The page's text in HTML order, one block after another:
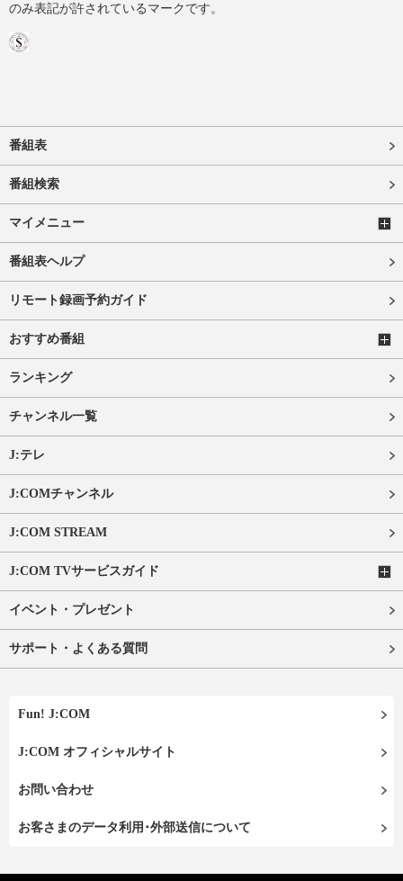
のみ表記が許されているマークです。
番組表
番組検索
マイメニュー
番組表ヘルプ
リモート録画予約ガイド
おすすめ番組
ランキング
チャンネル一覧
J:テレ
J:COMチャンネル
J:COM STREAM
J:COM TVサービスガイド
イベント・プレゼント
サポート・よくある質問
Fun! J:COM
J:COM オフィシャルサイト
お問い合わせ
お客さまのデータ利用･外部送信について